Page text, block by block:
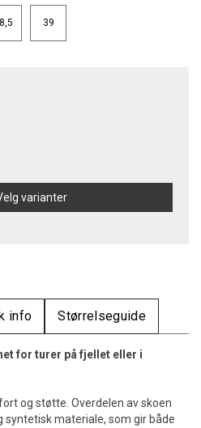
39
varianter
info Størrelseguide
for turer på fjellet eller i
og støtte. Overdelen av skoen
materiale, som gir både